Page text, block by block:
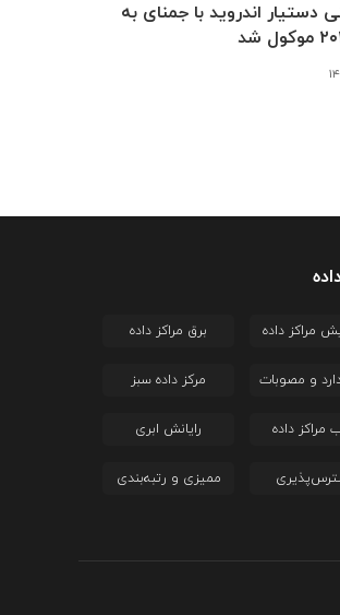
دستیار اندروید با جمنای به
مراکز داده برق مراکز داده
و مصوبات مرکز داده سبز
مراکز داده رایانش ابری
ممیزی و رتبه‌بندی